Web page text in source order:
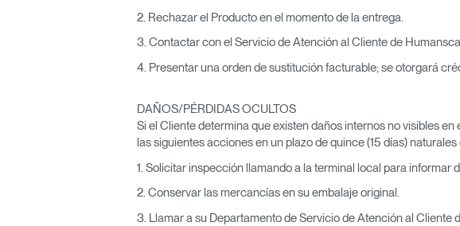
2. Rechazar el Producto en el momento de la entrega.
3. Contactar con el Servicio de Atención al Cliente de
4. Presentar una orden de sustitución facturable; se otorgará
DAÑOS/PÉRDIDAS OCULTOS
Si el Cliente determina que existen daños internos no visibles
las siguientes acciones en un plazo de quince (15 días)
1. Solicitar inspección llamando a la terminal local para informar
2. Conservar las mercancías en su embalaje original.
3. Llamar a su Departamento de Servicio de Atención al